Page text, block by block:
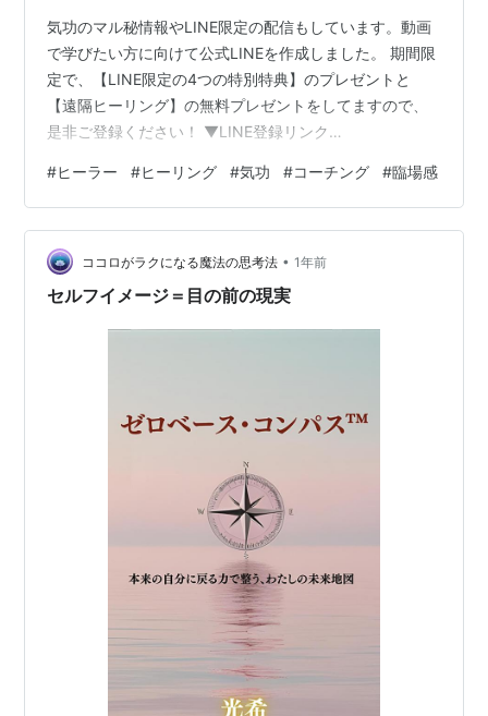
気功のマル秘情報やLINE限定の配信もしています。動画
で学びたい方に向けて公式LINEを作成しました。 期間限
定で、【LINE限定の4つの特別特典】のプレゼントと
【遠隔ヒーリング】の無料プレゼントをしてますので、
是非ご登録ください！ ▼LINE登録リンク
a6625433?uLand=JJd89Q 自己啓発ランキングで【１
位】を獲得した齋藤の著作は下記リンクから、Kindle
Unlimitedで無料で読めます。 苫米地式コーチングのすす
め: ーあなたから無限の創造性と天才性を引き出すー脳に
効くアファメーション！苫…
#ヒーラー #ヒーリング #気功 #コーチング #臨場感
ココロがラクになる魔法の思考法 • 1年前
セルフイメージ＝目の前の現実